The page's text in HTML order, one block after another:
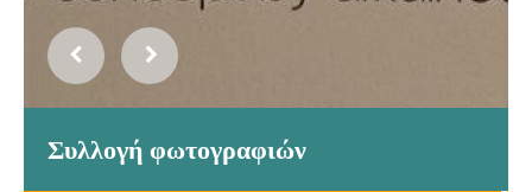
Συλλογή φωτογραφιών